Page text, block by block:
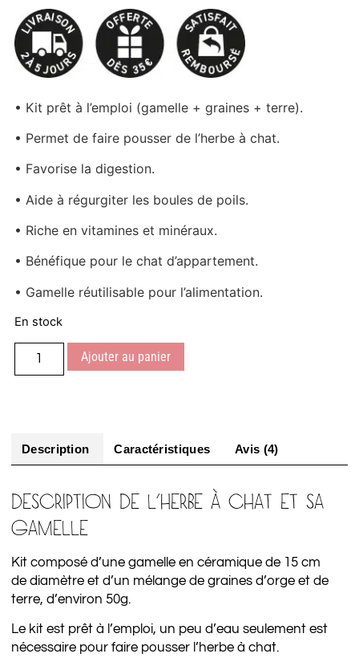
sur 5
basé sur
notations
client
• Kit prêt à l’emploi (gamelle + graines + terre).
• Permet de faire pousser de l’herbe à chat.
• Favorise la digestion.
• Aide à régurgiter les boules de poils.
• Riche en vitamines et minéraux.
• Bénéfique pour le chat d’appartement.
• Gamelle réutilisable pour l’alimentation.
En stock
Ajouter au panier
Description Caractéristiques Avis (4)
DESCRIPTION DE L’HERBE À CHAT ET SA
GAMELLE
Kit composé d’une gamelle en céramique de 15 cm
de diamètre et d’un mélange de graines d’orge et de
terre, d’environ 50g.
Le kit est prêt à l’emploi, un peu d’eau seulement est
nécessaire pour faire pousser l’herbe à chat.